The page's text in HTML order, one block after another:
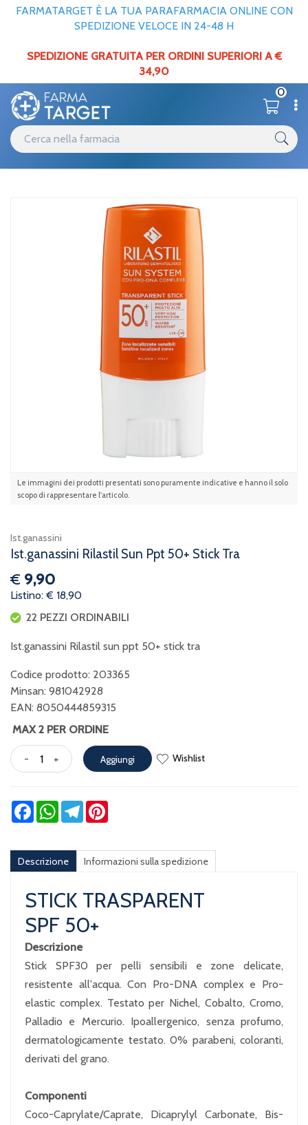
FARMATARGET È LA TUA PARAFARMACIA ONLINE CON
SPEDIZIONE VELOCE IN 24-48 H
SPEDIZIONE GRATUITA PER ORDINI SUPERIORI A €
34,90
0
Le immagini dei prodotti presentati sono puramente indicative e hanno il solo
scopo di rappresentare l'articolo.
Ist.ganassini
Ist.ganassini Rilastil Sun Ppt 50+ Stick Tra
€ 9,90
Listino: € 18,90
22 PEZZI ORDINABILI
Ist.ganassini Rilastil sun ppt 50+ stick tra
Codice prodotto: 203365
Minsan: 981042928
EAN: 8050444859315
MAX 2 PER ORDINE
- + Aggiungi Wishlist
FacebookWhatsApp
Telegram
Descrizione Informazioni sulla spedizione
STICK TRASPARENT
SPF 50+
Descrizione
Stick SPF30 per pelli sensibili e zone delicate,
resistente all'acqua. Con Pro-DNA complex e Pro-
elastic complex. Testato per Nichel, Cobalto, Cromo,
Palladio e Mercurio. Ipoallergenico, senza profumo,
dermatologicamente testato. 0% parabeni, coloranti,
derivati del grano.
Componenti
Coco-Caprylate/Caprate, Dicaprylyl Carbonate, Bis-